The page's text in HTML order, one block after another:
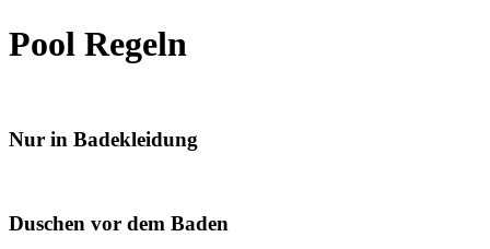
Pool Regeln
Nur in Badekleidung
Duschen vor dem Baden